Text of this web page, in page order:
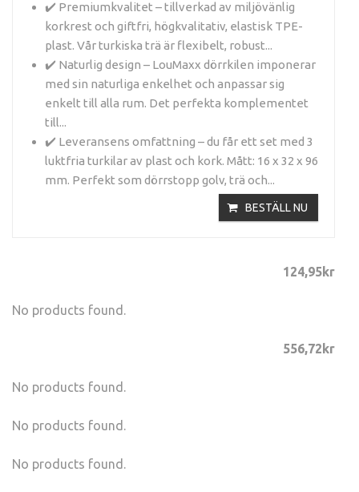
✔️ Premiumkvalitet – tillverkad av miljövänlig
korkrest och giftfri, högkvalitativ, elastisk TPE-
plast. Vår turkiska trä är flexibelt, robust...
✔️ Naturlig design – LouMaxx dörrkilen imponerar
med sin naturliga enkelhet och anpassar sig
enkelt till alla rum. Det perfekta komplementet
till...
✔️ Leveransens omfattning – du får ett set med 3
luktfria turkilar av plast och kork. Mått: 16 x 32 x 96
mm. Perfekt som dörrstopp golv, trä och...
BESTÄLL NU
124,95kr
No products found.
556,72 kr
No products found.
No products found.
No products found.